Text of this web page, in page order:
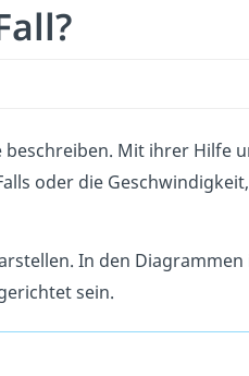
beschreiben. Mit ihrer Hilfe
oder die
In den
sein.